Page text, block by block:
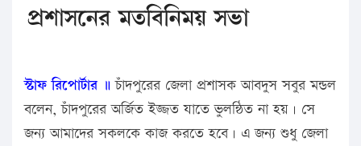
প্রশাসনের মতবিনিময় সভা
স্টাফ রিপোর্টার ॥ চাঁদপুরের জেলা প্রশাসক আবদুস সবুর মন্ডল
বলেন, চাঁদপুরের অর্জিত ইজ্জত যাতে ভুলন্ঠিত না হয়। সে
জন্য আমাদের সকলকে কাজ করতে হবে। এ জন্য শুধু জেলা